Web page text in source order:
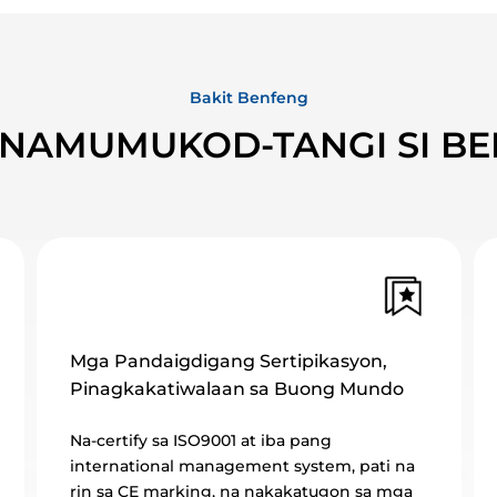
Bakit Benfeng
TANGI SI
Extreme Testing, Proven Reliability
Mga ganap na kakayahan sa pagsubok,
kabilang ang vibration, salt spray,
mataas/mababang temperatura, tibay, at UV